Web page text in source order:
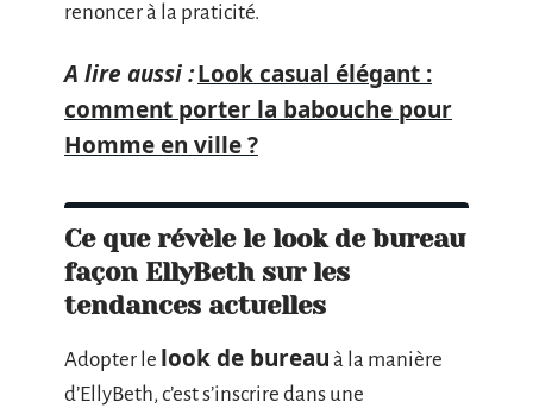
renoncer à la praticité.
A lire aussi :Look casual élégant :
comment porter la babouche pour
Homme en ville ?
Ce que révèle le look de bureau
façon EllyBeth sur les
tendances actuelles
Adopter le look de bureau à la manière
d’EllyBeth, c’est s’inscrire dans une